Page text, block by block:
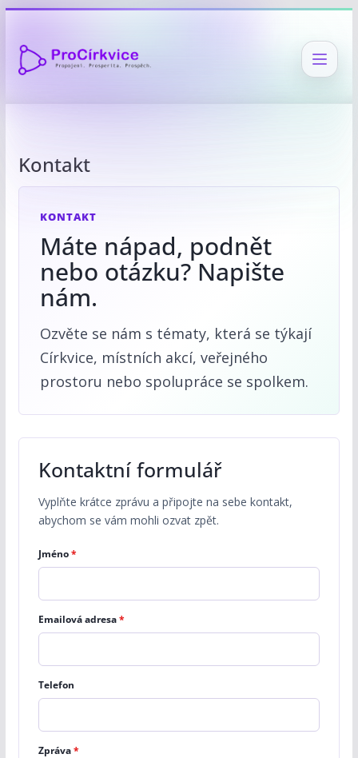
obsah
Kontakt
KONTAKT
Máte nápad, podnět
nebo otázku? Napište
nám.
Ozvěte se nám s tématy, která se týkají
Církvice, místních akcí, veřejného
prostoru nebo spolupráce se spolkem.
Kontaktní formulář
Vyplňte krátce zprávu a připojte na sebe kontakt,
abychom se vám mohli ozvat zpět.
Jméno*
Emailová adresa*
Telefon
Zpráva*